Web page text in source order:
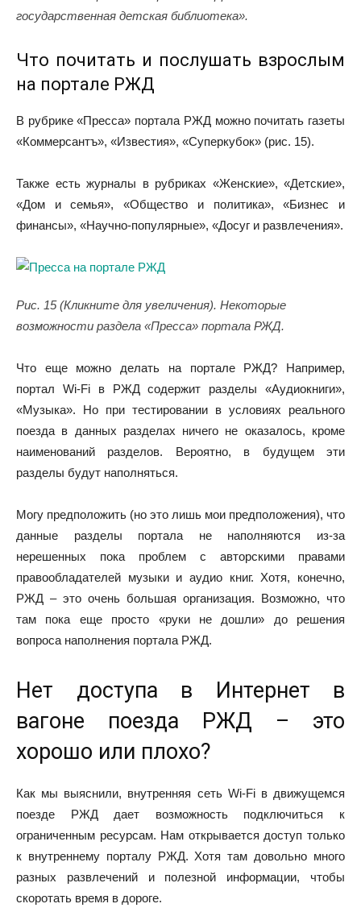
государственная детская библиотека».
Что почитать и послушать взрослым
на портале РЖД
В рубрике «Пресса» портала РЖД можно почитать газеты
«Коммерсантъ», «Известия», «Суперкубок» (рис. 15).
Также есть журналы в рубриках «Женские», «Детские»,
«Дом и семья», «Общество и политика», «Бизнес и
финансы», «Научно-популярные», «Досуг и развлечения».
Рис. 15 (Кликните для увеличения). Некоторые
возможности раздела «Пресса» портала РЖД.
Что еще можно делать на портале РЖД? Например,
портал Wi-Fi в РЖД содержит разделы «Аудиокниги»,
«Музыка». Но при тестировании в условиях реального
поезда в данных разделах ничего не оказалось, кроме
наименований разделов. Вероятно, в будущем эти
разделы будут наполняться.
Могу предположить (но это лишь мои предположения), что
данные разделы портала не наполняются из-за
нерешенных пока проблем с авторскими правами
правообладателей музыки и аудио книг. Хотя, конечно,
РЖД – это очень большая организация. Возможно, что
там пока еще просто «руки не дошли» до решения
вопроса наполнения портала РЖД.
Нет доступа в Интернет в
вагоне поезда РЖД – это
хорошо или плохо?
Как мы выяснили, внутренняя сеть Wi-Fi в движущемся
поезде РЖД дает возможность подключиться к
ограниченным ресурсам. Нам открывается доступ только
к внутреннему порталу РЖД. Хотя там довольно много
разных развлечений и полезной информации, чтобы
скоротать время в дороге.